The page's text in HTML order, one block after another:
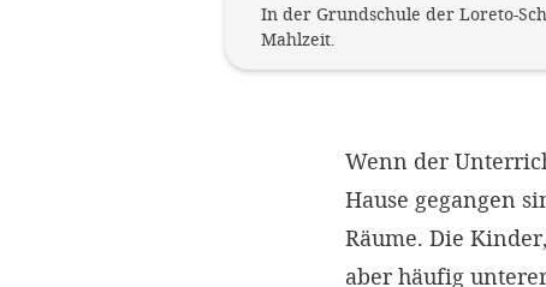
In der Grundschule der Loreto-
Mahlzeit.
Wenn der
Hause gegangen
Räume. Die
aber häufig